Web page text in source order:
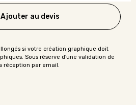
Ajouter au devis